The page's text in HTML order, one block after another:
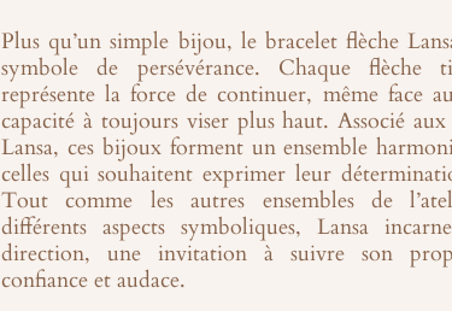
Plus qu’un simple bijou, le bracelet flèche
symbole de persévérance. Chaque flèche
représente la force de continuer, même face
capacité à toujours viser plus haut. Associé
Lansa, ces bijoux forment un ensemble
celles qui souhaitent exprimer leur
Tout comme les autres ensembles de
différents aspects symboliques, Lansa
direction, une invitation à suivre son
confiance et audace.